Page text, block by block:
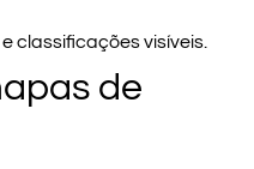
classificações visíveis.
de